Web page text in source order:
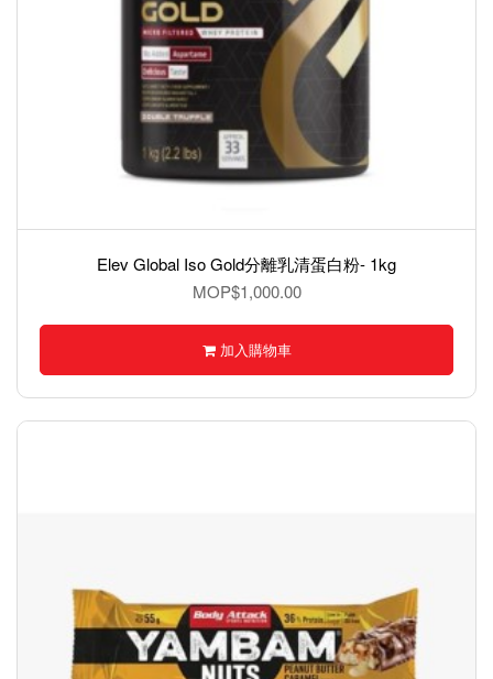
Elev Global Iso Gold分離乳清蛋白粉- 1kg
MOP$1,000.00
加入購物車